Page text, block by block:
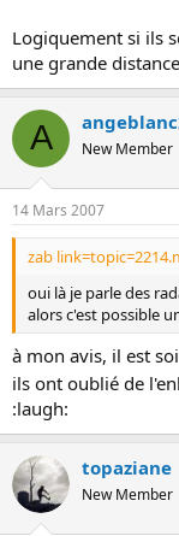
Logiquement si ils
une grande
A New Member
14 Mars 2007
zab
oui là je parle des
alors c'est possible
à mon avis, il est
ils ont oublié de
:laugh:
topaziane
New Member